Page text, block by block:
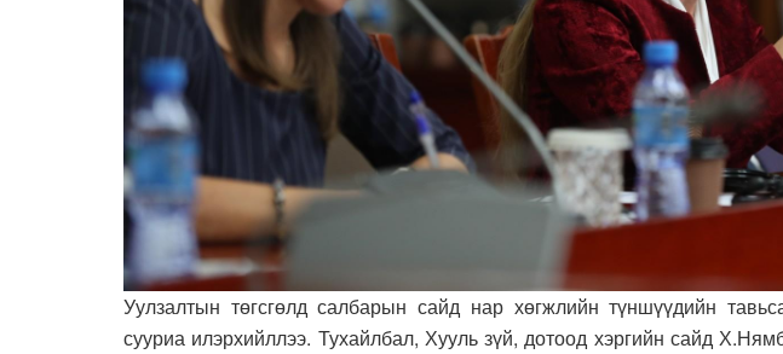
Уулзалтын төгсгөлд салбарын сайд нар хөгжлийн түншүүдийн
сууриа илэрхийллээ. Тухайлбал, Хууль зүй, дотоод хэргийн сайд